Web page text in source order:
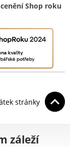
Shop roku
stránky
záleží